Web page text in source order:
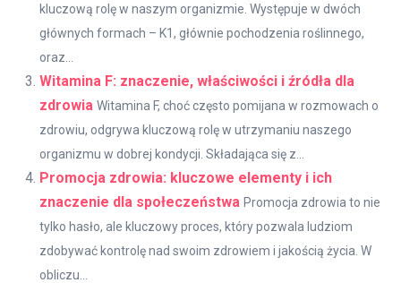
kluczową rolę w naszym organizmie. Występuje w dwóch
głównych formach – K1, głównie pochodzenia roślinnego,
oraz...
Witamina F: znaczenie, właściwości i źródła dla
zdrowia Witamina F, choć często pomijana w rozmowach o
zdrowiu, odgrywa kluczową rolę w utrzymaniu naszego
organizmu w dobrej kondycji. Składająca się z...
Promocja zdrowia: kluczowe elementy i ich
znaczenie dla społeczeństwa Promocja zdrowia to nie
tylko hasło, ale kluczowy proces, który pozwala ludziom
zdobywać kontrolę nad swoim zdrowiem i jakością życia. W
obliczu...